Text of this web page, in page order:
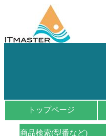
トップページ
商品検索(型番など)